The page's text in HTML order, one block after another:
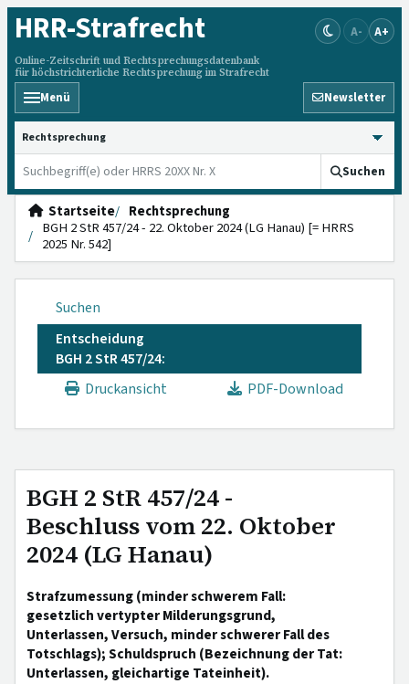
HRR-Strafrecht
Online-Zeitschrift und Rechtsprechungsdatenbank
für höchstrichterliche Rechtsprechung im Strafrecht
A- A+
Menü Newsletter
HRRS durchsuchen
Suchen
Startseite
Rechtsprechung
BGH 2 StR 457/24 - 22. Oktober 2024 (LG Hanau) [= HRRS
2025 Nr. 542]
Suchen
Entscheidung
BGH 2 StR 457/24:
Druckansicht
PDF-Download
BGH 2 StR 457/24 -
Beschluss vom 22. Oktober
2024 (LG Hanau)
Strafzumessung (minder schwerem Fall:
gesetzlich vertypter Milderungsgrund,
Unterlassen, Versuch, minder schwerer Fall des
Totschlags); Schuldspruch (Bezeichnung der Tat:
Unterlassen, gleichartige Tateinheit).